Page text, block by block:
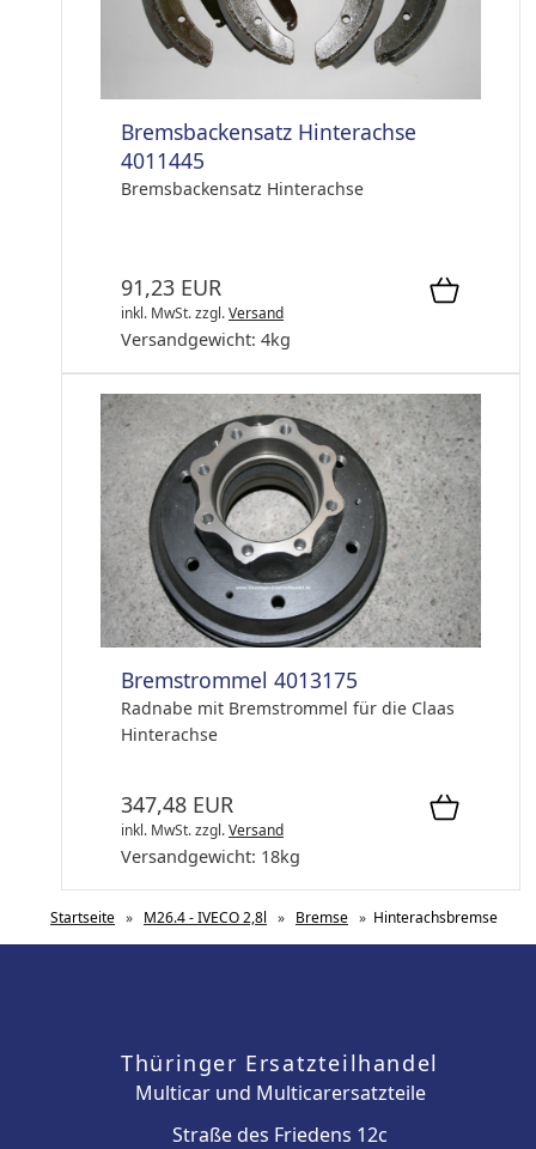
Bremsbackensatz Hinterachse
4011445
Bremsbackensatz Hinterachse
91,23 EUR
inkl. MwSt.zzgl.Versand
Versandgewicht: 4kg
Bremstrommel 4013175
Radnabe mit Bremstrommel für die Claas
Hinterachse
347,48 EUR
inkl. MwSt.zzgl.Versand
Versandgewicht: 18kg
Startseite » M26.4 - IVECO 2,8l » Bremse » Hinterachsbremse
Thüringer Ersatzteilhandel
Multicar und Multicarersatzteile
Straße des Friedens 12c